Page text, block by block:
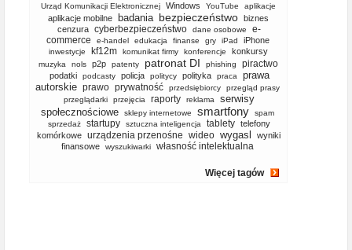
Urząd Komunikacji Elektronicznej Windows YouTube aplikacje
aplikacje mobilne badania bezpieczeństwo biznes
cenzura cyberbezpieczeństwo dane osobowe
e-
commerce
e-handel edukacja finanse gry iPad iPhone
inwestycje kf12m komunikat firmy konferencje konkursy
muzyka nols p2p patenty patronat DI phishing piractwo
podatki podcasty policja politycy polityka praca
prawa
autorskie prawo prywatność przedsiębiorcy
przegląd prasy
przeglądarki
przejęcia raporty reklama
serwisy
społecznościowe
sklepy internetowe smartfony
spam
sprzedaż
startupy sztuczna inteligencja tablety telefony
komórkowe
urządzenia przenośne wideo wygasl
wyniki
finansowe
wyszukiwarki własność intelektualna
Więcej tagów